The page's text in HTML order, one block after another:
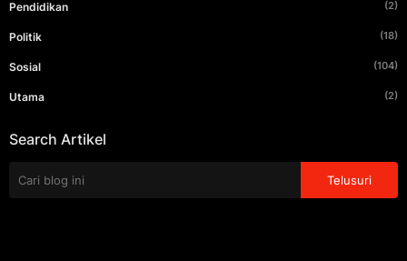
Pendidikan (2)
Politik (18)
Sosial (104)
Utama (2)
Search Artikel